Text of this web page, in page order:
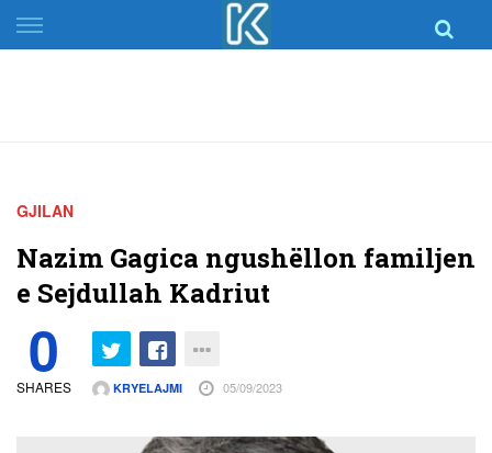
Skip
to
GJILAN
Nazim Gagica ngushëllon familjen
e Sejdullah Kadriut
0
SHARES KRYELAJMI 05/09/2023